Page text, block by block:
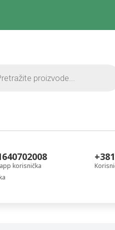
korisnička